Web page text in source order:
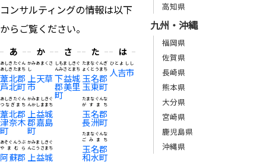
コンサルティングの情報は以下
からご覧ください。
あ
葦北郡
芦北町
あしきたぐん
あしきたまち
葦北郡
津奈木
町
あしきたぐん
つなぎまち
阿蘇郡
あそぐんうぶ
やまむら
か
上天草
市
かみあまくさ
し
上益城
郡嘉島
町
かみましきぐ
んかしままち
上益城
かみましきぐ
んこうさまち
さ
下益城
郡美里
町
しもましきぐ
んみさとまち
た
玉名郡
玉東町
たまなぐんぎ
ょくとうまち
玉名郡
長洲町
たまなぐんな
がすまち
玉名郡
和水町
たまなぐんな
ごみまち
は
人吉市
ひとよしし
高知県
九州・沖縄
福岡県
佐賀県
長崎県
熊本県
大分県
宮崎県
鹿児島県
沖縄県